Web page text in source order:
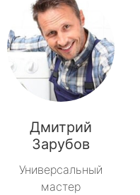
Дмитрий
Зарубов
Универсальный
мастер